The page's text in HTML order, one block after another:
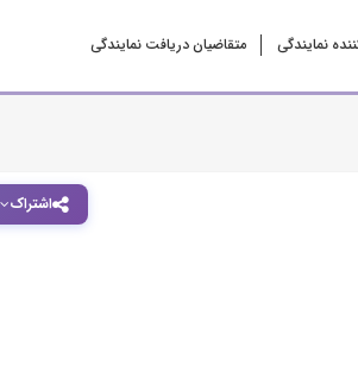
نمایندگی متقاضیان دریافت نمایندگی
اشتراک